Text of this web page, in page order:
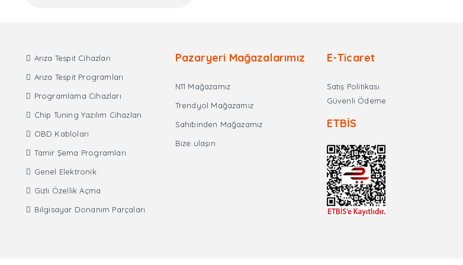
Arıza Tespit Cihazları
Arıza Tespit Programları
Programlama Cihazları
Chip Tuning Yazılım Cihazları
OBD Kabloları
Tamir Şema Programları
Genel Elektronik
Gizli Özellik Açma
Bilgisayar Donanım Parçaları
Pazaryeri Mağazalarımız
N11 Mağazamız
Trendyol Mağazamız
Sahibinden Mağazamız
Bize ulaşın
E-Ticaret
Satış Politikası
Güvenli Ödeme
ETBİS